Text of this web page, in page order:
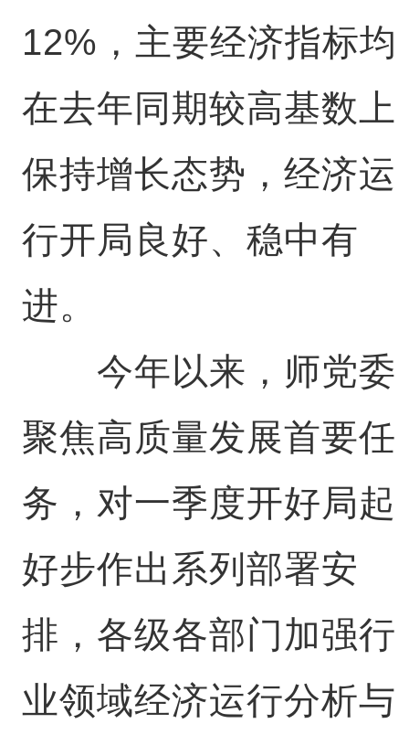
12%，主要经济指标均
在去年同期较高基数上
保持增长态势，经济运
行开局良好、稳中有
进。
今年以来，师党委
聚焦高质量发展首要任
务，对一季度开好局起
好步作出系列部署安
排，各级各部门加强行
业领域经济运行分析与